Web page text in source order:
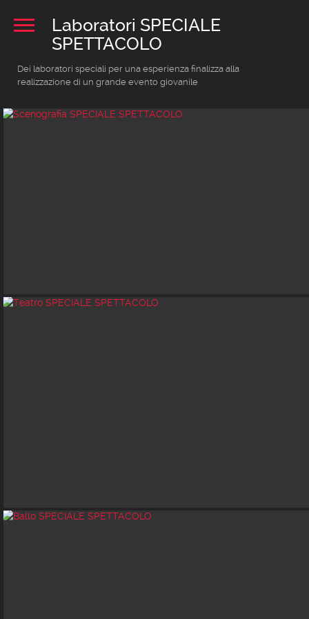
Laboratori SPECIALE
SPETTACOLO
Dei laboratori speciali per una esperienza finalizza alla
realizzazione di un grande evento giovanile